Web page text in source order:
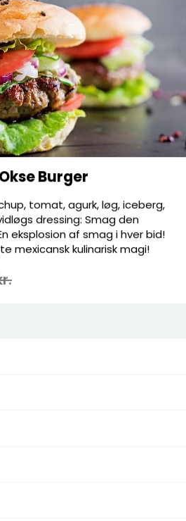
Burger
tomat, agurk, løg, iceberg,
dressing: Smag den
eksplosion af smag i hver bid!
mexicansk kulinarisk magi!